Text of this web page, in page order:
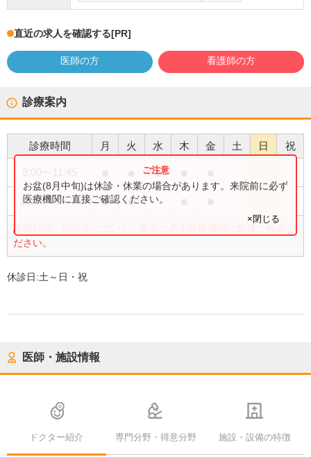
直近の求人を確認する[PR]
医師の方 看護師の方
診療案内
診療時間 月 火 水 木 金 土 日 祝
●
13:30〜17:45 ● ●
診療時間・内容等について、事前に必ず医療機関に直接ご確認く
ださい。
お盆(8月中旬)は休診・休業の場合があります。来院前に必ず
医療機関に直接ご確認ください。
×閉じる
休診日:土～日・祝
医師・施設情報
ドクター紹介 専門分野・得意分野 施設・設備の特徴